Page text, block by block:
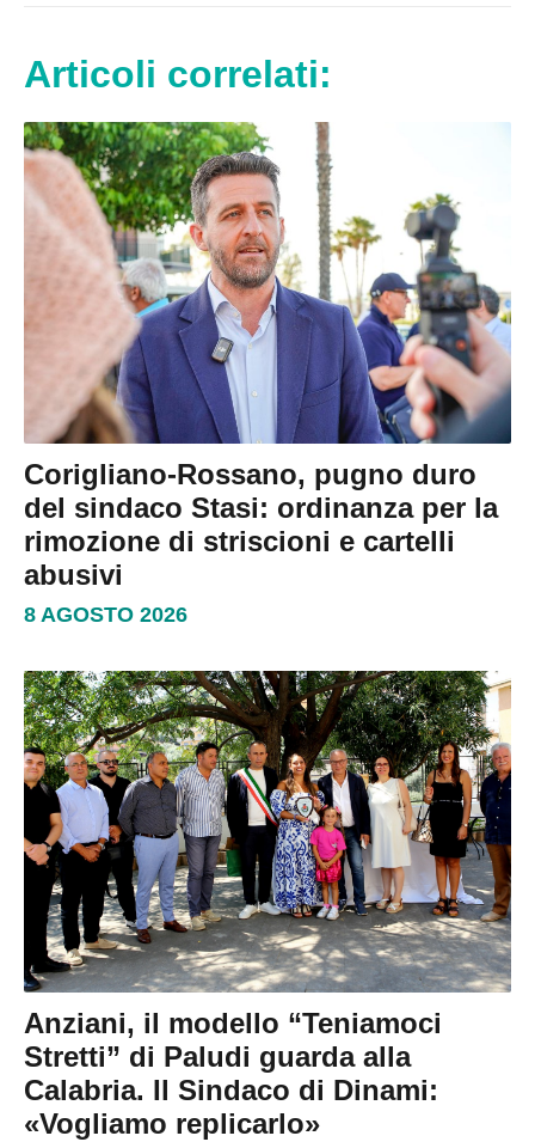
Articoli correlati:
Corigliano-Rossano, pugno duro
del sindaco Stasi: ordinanza per la
rimozione di striscioni e cartelli
abusivi
8 AGOSTO 2026
Anziani, il modello “Teniamoci
Stretti” di Paludi guarda alla
Calabria. Il Sindaco di Dinami:
«Vogliamo replicarlo»